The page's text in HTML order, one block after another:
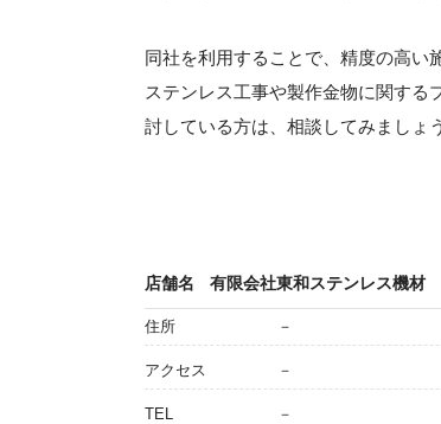
同社を利用することで、精度の高い
ステンレス工事や製作金物に関する
討している方は、相談してみましょう
店舗名 有限会社東和ステンレス機材
住所 －
アクセス －
TEL －